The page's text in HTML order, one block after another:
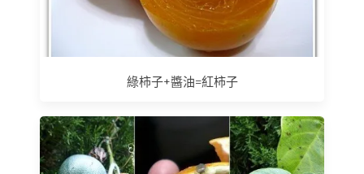
綠柿子+醬油=紅柿子